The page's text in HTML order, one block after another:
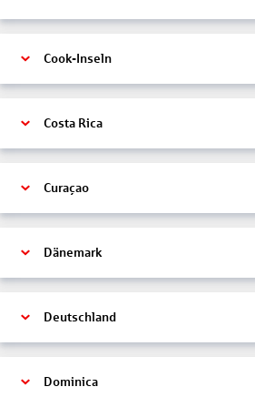
Cook-Inseln
Costa Rica
Curaçao
Dänemark
Deutschland
Dominica